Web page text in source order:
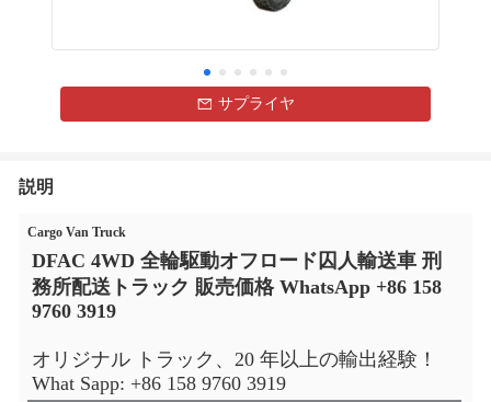
サプライヤ
説明
Cargo Van Truck
DFAC 4WD 全輪駆動オフロード囚人輸送車 刑
務所配送トラック 販売価格 WhatsApp +86 158
9760 3919
オリジナル トラック、20 年以上の輸出経験！
What Sapp: +86 158 9760 3919